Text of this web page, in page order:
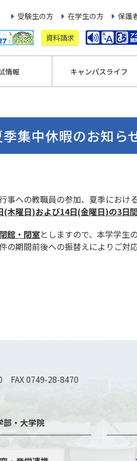
受験生の方 在学生の方 保護
資料請求
情報 キャンパスライフ
集中休暇のお知ら
事への教職員の参加、夏季にお
木曜日)および14日(金曜日)の3日
館・閉室としますので、本学学生
の期間前後への振替えによりご
FAX 0749-28-8470
部・大学院